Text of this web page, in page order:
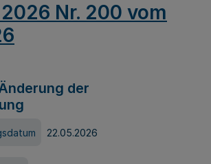
Nr. 200 vom
der
22.05.2026